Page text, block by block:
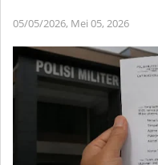
05/05/2026, Mei 05, 2026